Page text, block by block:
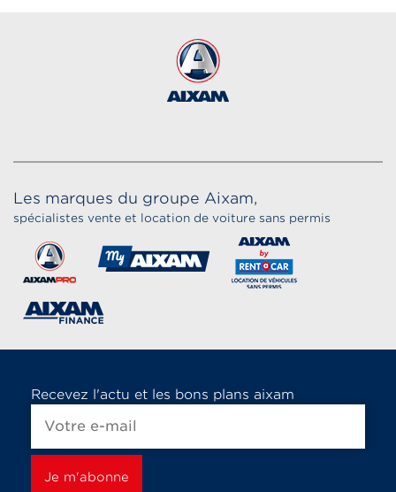
Les marques du groupe Aixam,
spécialistes vente et location de voiture sans permis
Recevez l'actu et les bons plans aixam